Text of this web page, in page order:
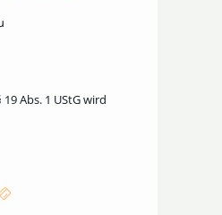
Abs. 1 UStG wird